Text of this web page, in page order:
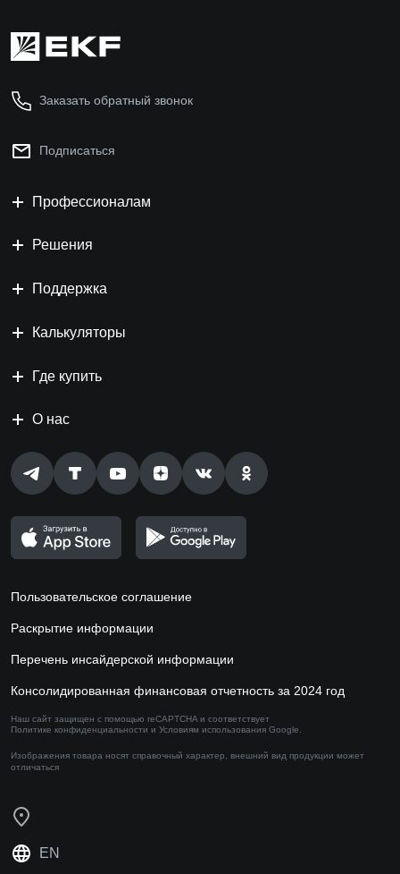
Заказать обратный звонок
Подписаться
Профессионалам
Решения
Поддержка
Калькуляторы
Где купить
О нас
Пользовательское соглашение
Раскрытие информации
Перечень инсайдерской информации
Консолидированная финансовая отчетность за 2024 год
Наш сайт защищен с помощью reCAPTCHA и соответствует
Политике конфиденциальности и Условиям использования Google.
Изображения товара носят справочный характер, внешний вид продукции может
отличаться
EN